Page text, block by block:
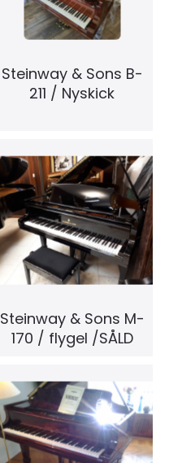
Steinway & Sons B-
211 / Nyskick
Steinway & Sons M-
170 / flygel /SÅLD